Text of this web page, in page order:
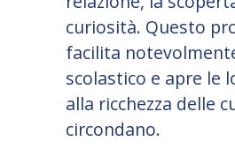
curiosità. Questo
facilita
scolastico e apre le
alla ricchezza delle
circondano.